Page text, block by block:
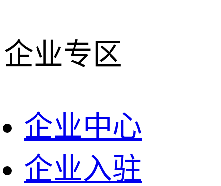
企业专区
企业中心
企业入驻